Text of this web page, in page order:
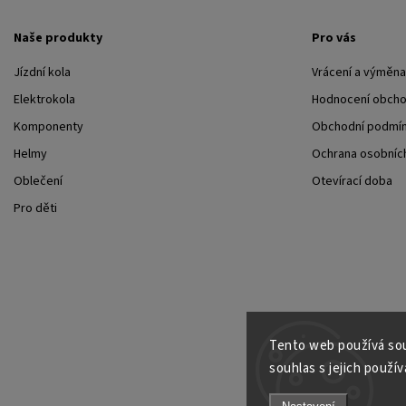
Tento web používá
souhlas s jejich
Naše produkty
Jízdní kola
Elektrokola
Komponenty
Helmy
Oblečení
Pro děti
Pro vás
Vrácení a
Hodnocení
Obchodní
Ochrana
Otevírací doba